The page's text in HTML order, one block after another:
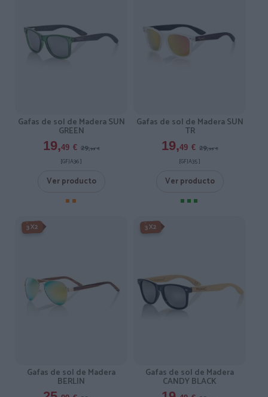
Gafas de sol de Madera SUN
GREEN
19,49 € 29,99 €
[GFJA36 ]
Ver producto
Gafas de sol de Madera SUN
TR
19,49 € 29,99 €
[GFJA35 ]
Ver producto
-3X2%
3X2
Gafas de sol de Madera
BERLIN
-3X2%
3X2
Gafas de sol de Madera
CANDY BLACK